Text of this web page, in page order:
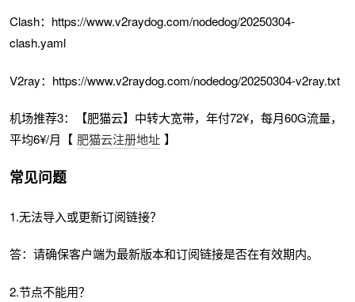
Clash：https://www.v2raydog.com/nodedog/20250304-
clash.yaml
V2ray：https://www.v2raydog.com/nodedog/20250304-v2ray.txt
机场推荐3：【肥猫云】中转大宽带，年付72¥，每月60G流量，
平均6¥/月【 肥猫云注册地址 】
常见问题
1.无法导入或更新订阅链接？
答：请确保客户端为最新版本和订阅链接是否在有效期内。
2.节点不能用？